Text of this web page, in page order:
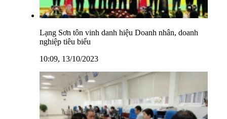
Lạng Sơn tôn vinh danh hiệu Doanh nhân, doanh
nghiệp tiêu biểu
10:09, 13/10/2023